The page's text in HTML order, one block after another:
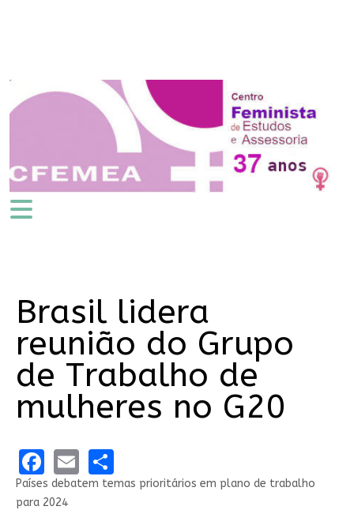
Brasil lidera
reunião do Grupo
de Trabalho de
mulheres no G20
Facebook
EmailShare
Países debatem temas prioritários em plano de trabalho
para 2024